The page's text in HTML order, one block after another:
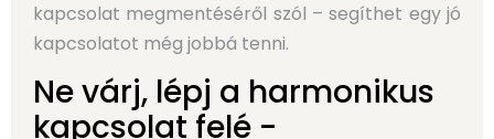
kapcsolat megmentéséről szól – segíthet egy jó
kapcsolatot még jobbá tenni.
Ne várj, lépj a harmonikus
kapcsolat felé -